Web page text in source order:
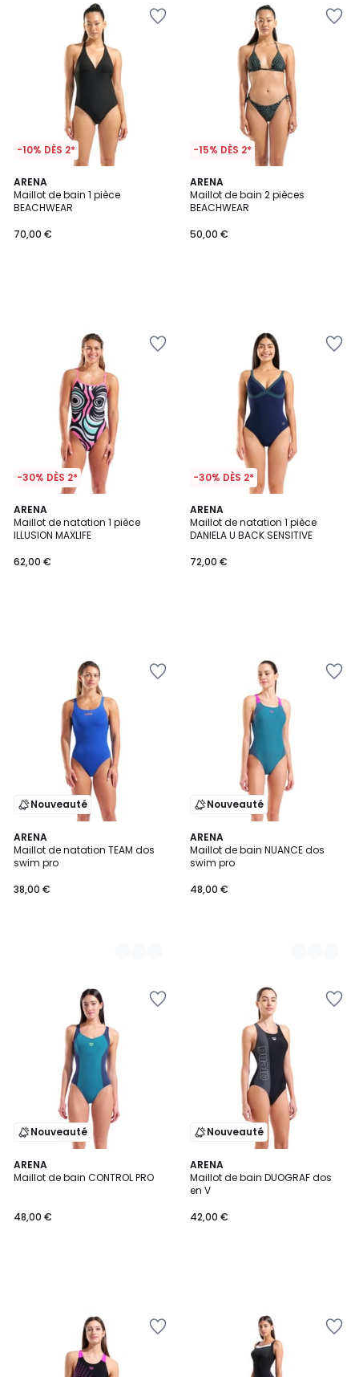
-10% DÈS 2*
ARENA
Maillot de bain 1 pièce
BEACHWEAR
70,00 €
-15% DÈS 2*
ARENA
Maillot de bain 2 pièces
BEACHWEAR
50,00 €
-30% DÈS 2*
ARENA
Maillot de natation 1 pièce
ILLUSION MAXLIFE
62,00 €
-30% DÈS 2*
ARENA
Maillot de natation 1 pièce
DANIELA U BACK SENSITIVE
72,00 €
Nouveauté
ARENA
Maillot de natation TEAM dos
swim pro
38,00 €
2
Couleurs
Nouveauté
ARENA
Maillot de bain NUANCE dos
swim pro
48,00 €
2
Couleurs
Nouveauté
ARENA
Maillot de bain CONTROL PRO
48,00 €
Nouveauté
ARENA
Maillot de bain DUOGRAF dos
en V
42,00 €